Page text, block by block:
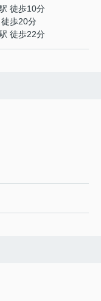
徒歩10分
徒歩20分
徒歩22分